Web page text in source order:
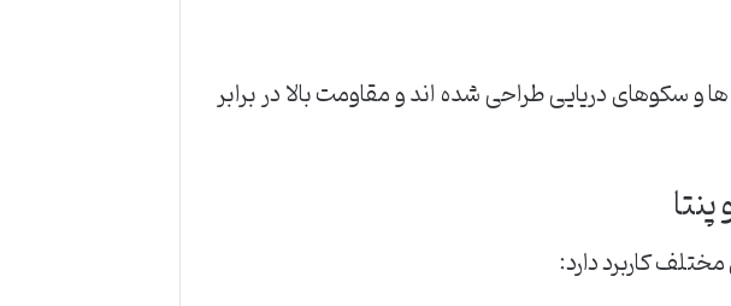
سکوهای دریایی طراحی شده اند و مقاومت بالا در برابر
کاربرد دارد: